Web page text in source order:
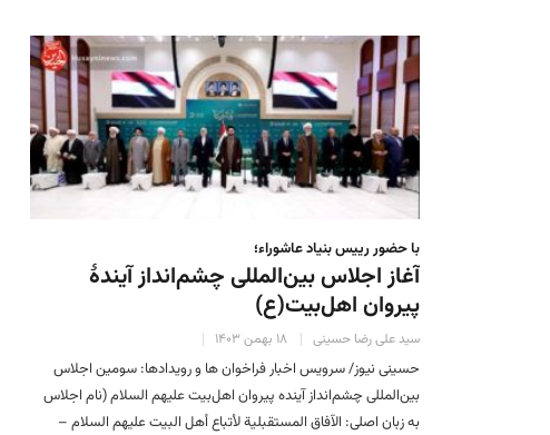
با حضور رییس بنیاد عاشوراء؛
آغاز اجلاس بین‌المللی چشم‌انداز آیندهٔ
پیروان اهل‌بیت(ع)
سید علی رضا حسینی ۱۸ بهمن ۱۴۰۳
حسینی نیوز/ سرویس اخبار فراخوان ها و رویدادها: سومین اجلاس
بین‌المللی چشم‌انداز آینده پیروان‌ اهل‌بیت علیهم السلام (نام اجلاس
به زبان اصلی: الآفاق المستقبلية لأتباع أهل البيت عليهم السلام –